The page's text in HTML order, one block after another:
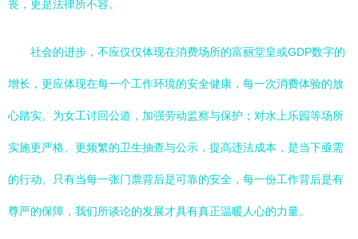
丧，更是法律所不容。
社会的进步，不应仅仅体现在消费场所的富丽堂皇或GDP数字的
增长，更应体现在每一个工作环境的安全健康，每一次消费体验的放
心踏实。为女工讨回公道，加强劳动监察与保护；对水上乐园等场所
实施更严格、更频繁的卫生抽查与公示，提高违法成本，是当下亟需
的行动。只有当每一张门票背后是可靠的安全，每一份工作背后是有
尊严的保障，我们所谈论的发展才具有真正温暖人心的力量。